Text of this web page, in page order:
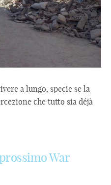
a lungo, specie se la
che tutto sia déjà
War